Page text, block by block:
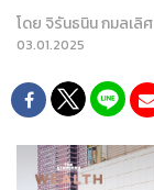
โดย จิรันธนิน กมลเลิศ
03.01.2025